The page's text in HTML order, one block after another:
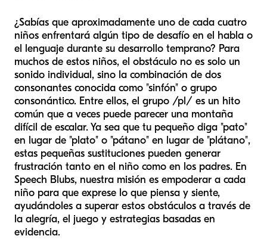
¿Sabías que aproximadamente uno de cada cuatro
niños enfrentará algún tipo de desafío en el habla o
el lenguaje durante su desarrollo temprano? Para
muchos de estos niños, el obstáculo no es solo un
sonido individual, sino la combinación de dos
consonantes conocida como "sinfón" o grupo
consonántico. Entre ellos, el grupo /pl/ es un hito
común que a veces puede parecer una montaña
difícil de escalar. Ya sea que tu pequeño diga "pato"
en lugar de "plato" o "pátano" en lugar de "plátano",
estas pequeñas sustituciones pueden generar
frustración tanto en el niño como en los padres. En
Speech Blubs, nuestra misión es empoderar a cada
niño para que exprese lo que piensa y siente,
ayudándoles a superar estos obstáculos a través de
la alegría, el juego y estrategias basadas en
evidencia.